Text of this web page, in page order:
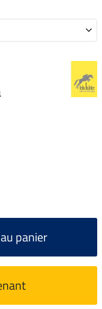
panier